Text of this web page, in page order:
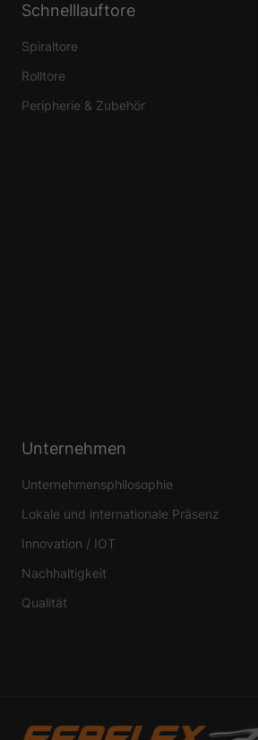
Schnelllauftore
Spiraltore
Rolltore
Peripherie & Zubehör
Unternehmen
Unternehmensphilosophie
Lokale und internationale Präsenz
Innovation / IOT
Nachhaltigkeit
Qualität